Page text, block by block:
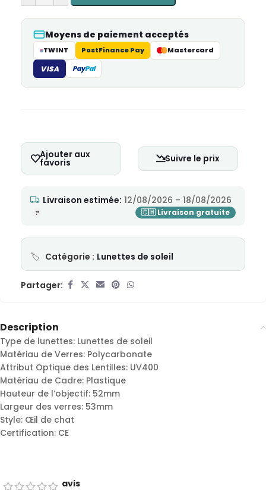
Moyens de paiement acceptés
TWINT PostFinance Pay Mastercard
VISA PayPal
Ajouter aux
favoris Suivre le prix
Livraison estimée: 12/08/2026 – 18/08/2026
Catégorie : Lunettes de soleil
Partager:
Description
Type de lunettes: Lunettes de soleil
Matériau de Verres: Polycarbonate
Attribut Optique des Lentilles: UV400
Matériau de Cadre: Plastique
Hauteur de l’objectif: 52mm
Largeur des verres: 53mm
Style: Œil de chat
Certification: CE
avis